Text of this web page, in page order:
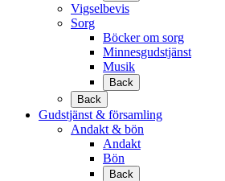
Vigselbevis
Sorg
Böcker om sorg
Minnesgudstjänst
Musik
Back
Back
Gudstjänst & församling
Andakt & bön
Andakt
Bön
Back